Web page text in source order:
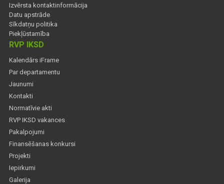
Izvērsta kontaktinformācija
Datu apstrāde
Sīkdatņu politika
Piekļūstamība
RVP IKSD
Kalendārs iFrame
Par departamentu
Jaunumi
Kontakti
Normatīvie akti
RVP IKSD vakances
Pakalpojumi
Finansēšanas konkursi
Projekti
Iepirkumi
Galerija